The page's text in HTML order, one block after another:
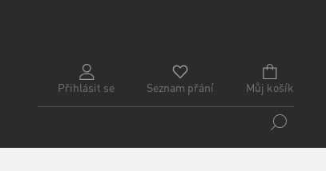
Přihlásit se Můj košík
Seznam přání